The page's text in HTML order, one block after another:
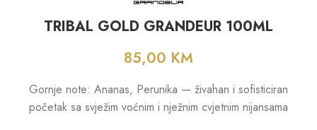
TRIBAL GOLD GRANDEUR 100ML
85,00 KM
Gornje note: Ananas, Perunika — živahan i sofisticiran
početak sa svježim voćnim i nježnim cvjetnim nijansama